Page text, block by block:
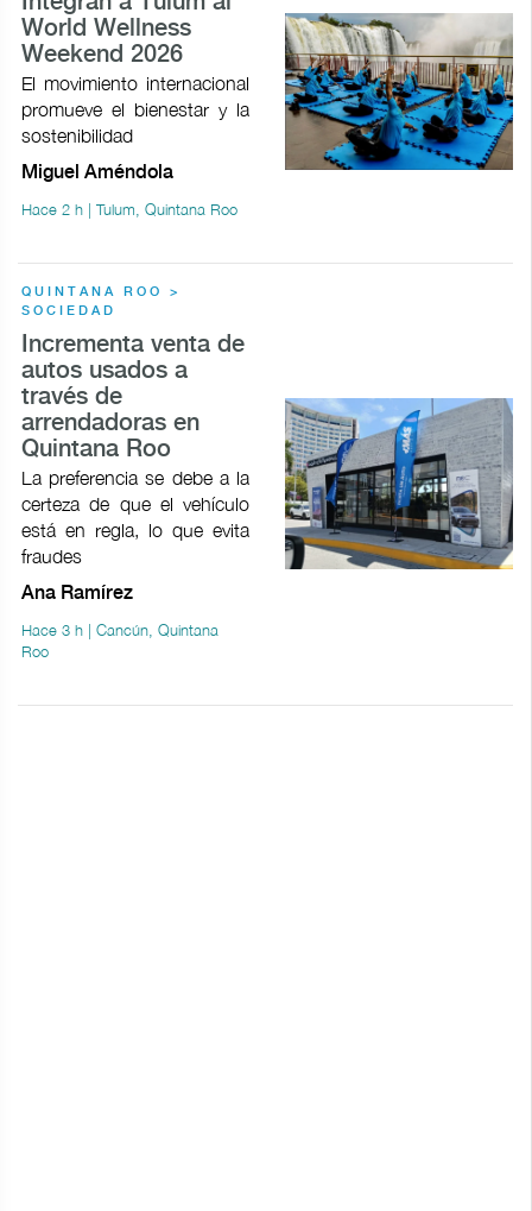
World Wellness
Weekend 2026
El movimiento internacional
promueve el bienestar y la
sostenibilidad
Miguel Améndola
Hace 2 h | Tulum, Quintana Roo
QUINTANA ROO >
SOCIEDAD
Incrementa venta de
autos usados a
través de
arrendadoras en
Quintana Roo
La preferencia se debe a la
certeza de que el vehículo
está en regla, lo que evita
fraudes
Ana Ramírez
Hace 3 h | Cancún, Quintana
Roo